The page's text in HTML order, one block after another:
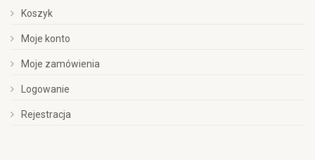
Koszyk
Moje konto
Moje zamówienia
Logowanie
Rejestracja